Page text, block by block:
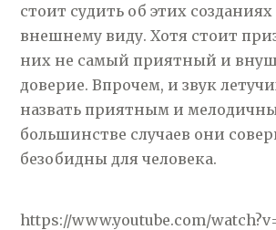
стоит судить об этих
внешнему виду. Хотя стоит
них не самый приятный и
доверие. Впрочем, и звук
назвать приятным и
большинстве случаев они
безобидны для человека.
https://www.youtube.com/